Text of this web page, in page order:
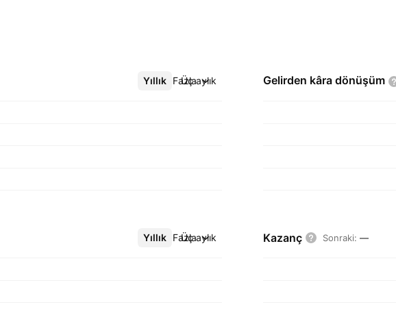
Yıllık Üç aylık
Daha Fazla Gelirden kâra dönüşüm
Yıllık Üç aylık
Daha Fazla Kazanç Sonraki: —